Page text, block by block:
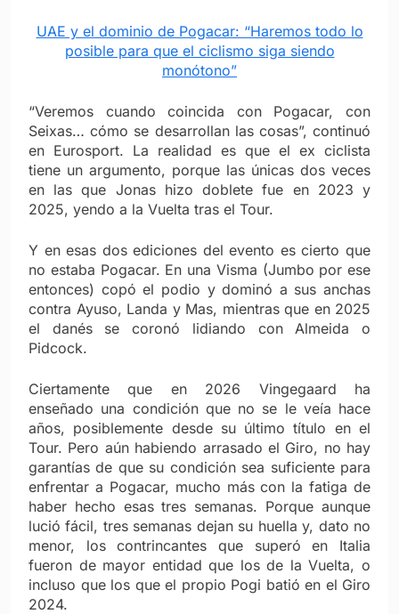
UAE y el dominio de Pogacar: “Haremos todo lo
posible para que el ciclismo siga siendo
monótono”
“Veremos cuando coincida con Pogacar, con
Seixas… cómo se desarrollan las cosas”, continuó
en Eurosport. La realidad es que el ex ciclista
tiene un argumento, porque las únicas dos veces
en las que Jonas hizo doblete fue en 2023 y
2025, yendo a la Vuelta tras el Tour.
Y en esas dos ediciones del evento es cierto que
no estaba Pogacar. En una Visma (Jumbo por ese
entonces) copó el podio y dominó a sus anchas
contra Ayuso, Landa y Mas, mientras que en 2025
el danés se coronó lidiando con Almeida o
Pidcock.
Ciertamente que en 2026 Vingegaard ha
enseñado una condición que no se le veía hace
años, posiblemente desde su último título en el
Tour. Pero aún habiendo arrasado el Giro, no hay
garantías de que su condición sea suficiente para
enfrentar a Pogacar, mucho más con la fatiga de
haber hecho esas tres semanas. Porque aunque
lució fácil, tres semanas dejan su huella y, dato no
menor, los contrincantes que superó en Italia
fueron de mayor entidad que los de la Vuelta, o
incluso que los que el propio Pogi batió en el Giro
2024.